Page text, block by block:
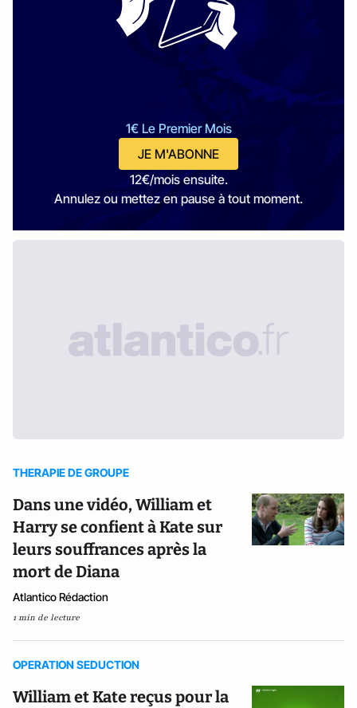
1€ Le Premier Mois
JE M'ABONNE
12€/mois ensuite.
Annulez ou mettez en pause à tout moment.
THERAPIE DE GROUPE
Dans une vidéo, William et
Harry se confient à Kate sur
leurs souffrances après la
mort de Diana
Atlantico Rédaction
1 min de lecture
OPERATION SEDUCTION
William et Kate reçus pour la